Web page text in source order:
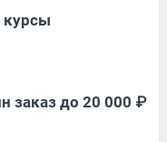
курсы
заказ до 20 000 ₽